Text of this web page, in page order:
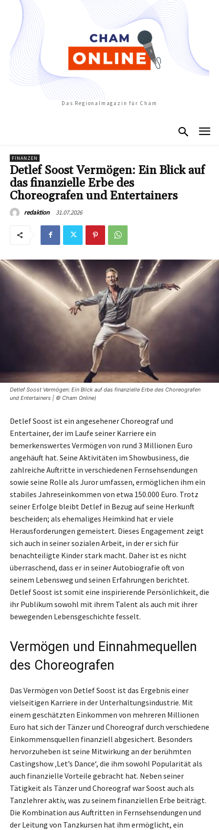
Das Regionalmagazin für Cham
FINANZEN
Detlef Soost Vermögen: Ein Blick auf
das finanzielle Erbe des
Choreografen und Entertainers
redaktion 31.07.2026
Detlef Soost Vermögen: Ein Blick auf das finanzielle Erbe des Choreografen
und Entertainers | © Cham Online)
Detlef Soost ist ein angesehener Choreograf und
Entertainer, der im Laufe seiner Karriere ein
bemerkenswertes Vermögen von rund 3 Millionen Euro
angehäuft hat. Seine Aktivitäten im Showbusiness, die
zahlreiche Auftritte in verschiedenen Fernsehsendungen
sowie seine Rolle als Juror umfassen, ermöglichen ihm ein
stabiles Jahreseinkommen von etwa 150.000 Euro. Trotz
seiner Erfolge bleibt Detlef in Bezug auf seine Herkunft
bescheiden; als ehemaliges Heimkind hat er viele
Herausforderungen gemeistert. Dieses Engagement zeigt
sich auch in seiner sozialen Arbeit, in der er sich für
benachteiligte Kinder stark macht. Daher ist es nicht
überraschend, dass er in seiner Autobiografie oft von
seinem Lebensweg und seinen Erfahrungen berichtet.
Detlef Soost ist somit eine inspirierende Persönlichkeit, die
ihr Publikum sowohl mit ihrem Talent als auch mit ihrer
bewegenden Lebensgeschichte fesselt.
Vermögen und Einnahmequellen
des Choreografen
Das Vermögen von Detlef Soost ist das Ergebnis einer
vielseitigen Karriere in der Unterhaltungsindustrie. Mit
einem geschätzten Einkommen von mehreren Millionen
Euro hat sich der Tänzer und Choreograf durch verschiedene
Einkommensquellen finanziell abgesichert. Besonders
hervorzuheben ist seine Mitwirkung an der berühmten
Castingshow ‚Let’s Dance‘, die ihm sowohl Popularität als
auch finanzielle Vorteile gebracht hat. Neben seiner
Tätigkeit als Tänzer und Choreograf war Soost auch als
Tanzlehrer aktiv, was zu seinem finanziellen Erbe beiträgt.
Die Kombination aus Auftritten in Fernsehsendungen und
der Leitung von Tanzkursen hat ihm ermöglicht, ein